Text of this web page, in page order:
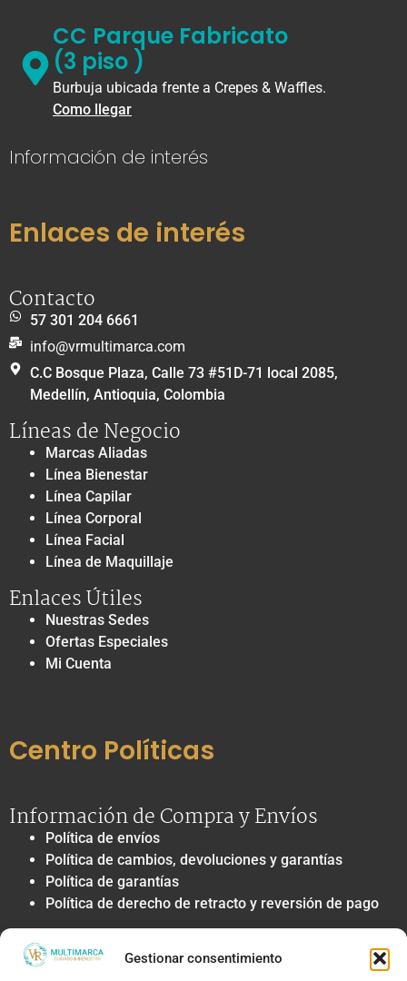
Gestionar consentimiento
CC Parque Fabricato
(3 piso )
Burbuja ubicada frente a Crepes & Waffles.
Como llegar
Información de interés
Enlaces de interés
Contacto
57 301 204 6661
info@vrmultimarca.com
C.C Bosque Plaza, Calle 73 #51D-71 local 2085,
Medellín, Antioquia, Colombia
Líneas de Negocio
Marcas Aliadas
Línea Bienestar
Línea Capilar
Línea Corporal
Línea Facial
Línea de Maquillaje
Enlaces Útiles
Nuestras Sedes
Ofertas Especiales
Mi Cuenta
Centro Políticas
Información de Compra y Envíos
Política de envíos
Política de cambios, devoluciones y garantías
Política de garantías
Política de derecho de retracto y reversión de pago
Privacidad y Tratamiento de Datos
Política de privacidad y tratamiento de datos